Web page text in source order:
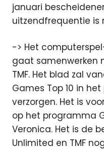
januari
uitzendfrequentie is
-> Het
gaat samenwerken
TMF. Het blad zal
Games Top 10 in
verzorgen. Het is
op het programma
Veronica. Het is de
Unlimited en TMF